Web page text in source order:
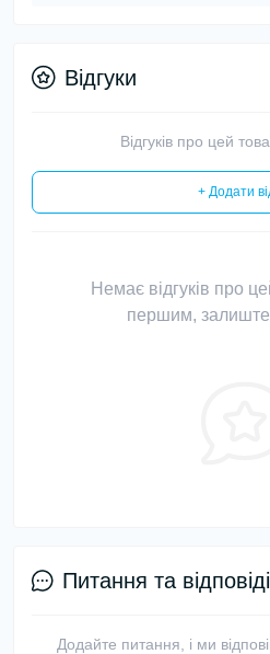
Відгуки
Відгуків про цей
+ Додати
Немає відгуків про
першим, залиште
Питання та відповіді
Додайте питання, і ми